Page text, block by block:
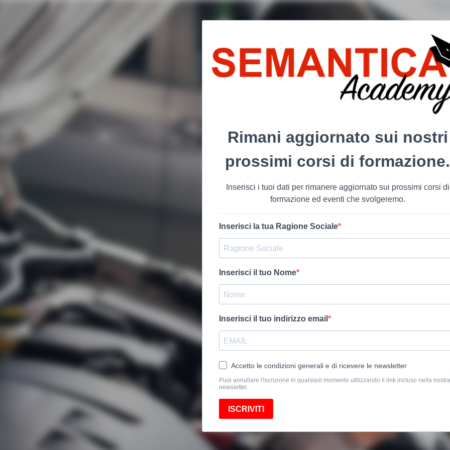
Rimani aggiornato sui nostri
prossimi corsi di formazione.
Inserisci i tuoi dati per rimanere aggiornato sui prossimi corsi di
formazione ed eventi che svolgeremo.
Inserisci la tua Ragione Sociale
Inserisci il tuo Nome
Inserisci il tuo indirizzo email
Accetto le condizioni generali e di ricevere le newsletter
Puoi annullare l'iscrizione in qualsiasi momento utilizzando il link incluso nella nostra
newsletter.
ISCRIVITI